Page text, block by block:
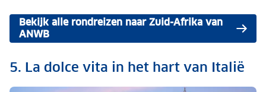
Bekijk alle rondreizen naar Zuid-Afrika van
ANWB
5. La dolce vita in het hart van Italië